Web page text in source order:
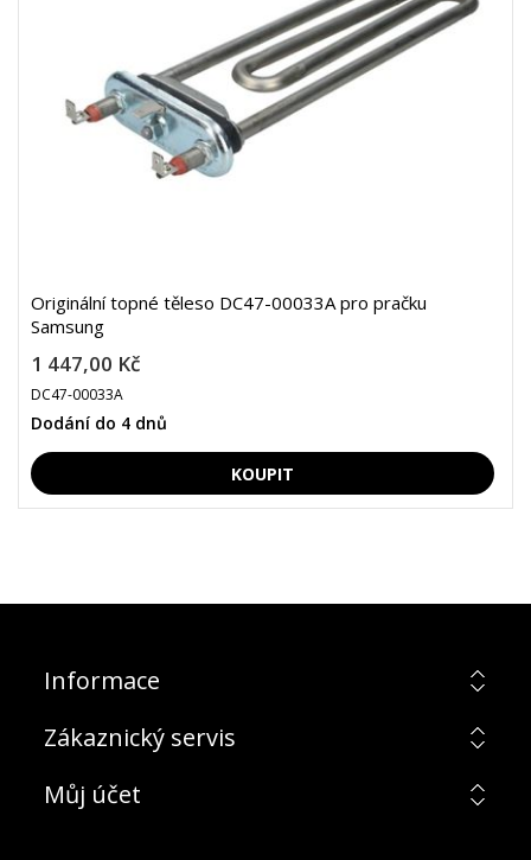
Originální topné těleso DC47-00033A pro pračku
Samsung
1 447,00 Kč
DC47-00033A
Dodání do 4 dnů
Informace
Zákaznický servis
Můj účet